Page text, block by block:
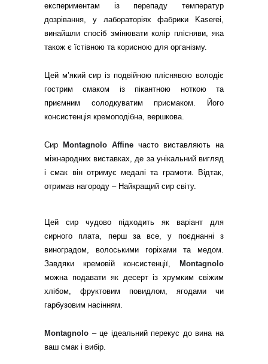
експериментам із перепаду температур
дозрівання, у лабораторіях фабрики Kaserei,
винайшли спосіб змінювати колір плісняви, яка
також є їстівною та корисною для організму.
Цей м’який сир із подвійною пліснявою володіє
гострим смаком із пікантною ноткою та
приємним солодкуватим присмаком. Його
консистенція кремоподібна, вершкова.
Сир Montagnolo Affine часто виставляють на
міжнародних виставках, де за унікальний вигляд
і смак він отримує медалі та грамоти. Відтак,
отримав нагороду – Найкращий сир світу.
Цей сир чудово підходить як варіант для
сирного плата, перш за все, у поєднанні з
виноградом, волоськими горіхами та медом.
Завдяки кремовій консистенції,
Montagnolo
можна подавати як десерт із хрумким свіжим
хлібом, фруктовим повидлом, ягодами чи
гарбузовим насінням.
Montagnolo – це ідеальний перекус до вина на
ваш смак і вибір.